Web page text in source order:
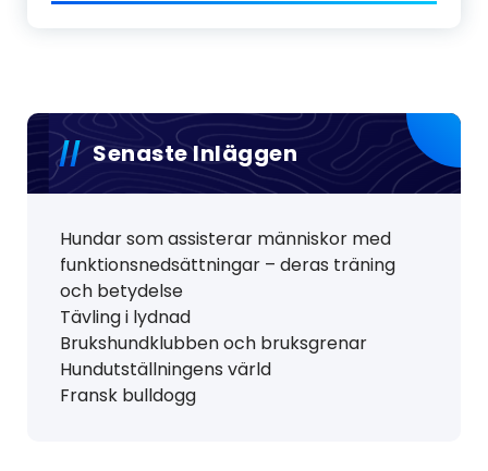
Senaste Inläggen
Hundar som assisterar människor med
funktionsnedsättningar – deras träning
och betydelse
Tävling i lydnad
Brukshundklubben och bruksgrenar
Hundutställningens värld
Fransk bulldogg